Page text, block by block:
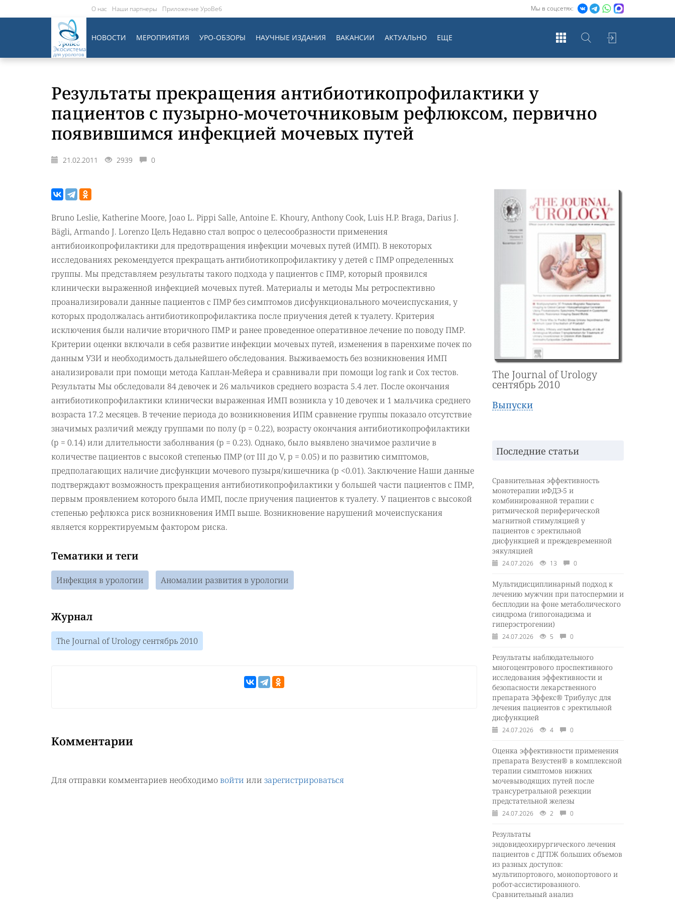
Мы в соцсетях:
О нас Наши партнеры Приложение УроВеб
Экосистема
для урологов
НОВОСТИ МЕРОПРИЯТИЯ УРО-ОБЗОРЫ НАУЧНЫЕ ИЗДАНИЯ ВАКАНСИИ АКТУАЛЬНО ЕЩЕ
Результаты прекращения антибиотикопрофилактики у
пациентов с пузырно-мочеточниковым рефлюксом, первично
появившимся инфекцией мочевых путей
21.02.2011 2939 0
Bruno Leslie, Katherine Moore, Joao L. Pippi Salle, Antoine E. Khoury, Anthony Cook, Luis H.P. Braga, Darius J.
Bägli, Armando J. Lorenzo Цель Недавно стал вопрос о целесообразности применения
антибиоикопрофилактики для предотвращения инфекции мочевых путей (ИМП). В некоторых
исследованиях рекомендуется прекращать антибиотикопрофилактику у детей с ПМР определенных
группы. Мы представляем результаты такого подхода у пациентов с ПМР, который проявился
клинически выраженной инфекцией мочевых путей. Материалы и методы Мы ретроспективно
проанализировали данные пациентов с ПМР без симптомов дисфункционального мочеиспускания, у
которых продолжалась антибиотикопрофилактика после приучения детей к туалету. Критерия
исключения были наличие вторичного ПМР и ранее проведенное оперативное лечение по поводу ПМР.
Критерии оценки включали в себя развитие инфекции мочевых путей, изменения в паренхиме почек по
данным УЗИ и необходимость дальнейшего обследования. Выживаемость без возникновения ИМП
анализировали при помощи метода Каплан-Мейера и сравнивали при помощи log rank и Cox тестов.
Результаты Мы обследовали 84 девочек и 26 мальчиков среднего возраста 5.4 лет. После окончания
антибиотикопрофилактики клинически выраженная ИМП возникла у 10 девочек и 1 мальчика среднего
возраста 17.2 месяцев. В течение периода до возникновения ИПМ сравнение группы показало отсутствие
значимых различий между группами по полу (p = 0.22), возрасту окончания антибиотикопрофилактики
(p = 0.14) или длительности заболнвания (p = 0.23). Однако, было выявлено значимое различие в
количестве пациентов с высокой степенью ПМР (от III до V, p = 0.05) и по развитию симптомов,
предполагающих наличие дисфункции мочевого пузыря/кишечника (p <0.01). Заключение Наши данные
подтверждают возможность прекращения антибиотикопрофилактики у большей части пациентов с ПМР,
первым проявлением которого была ИМП, после приучения пациентов к туалету. У пациентов с высокой
степенью рефлюкса риск возникновения ИМП выше. Возникновение нарушений мочеиспускания
является корректируемым фактором риска.
Тематики и теги
Инфекция в урологии Аномалии развития в урологии
Журнал
The Journal of Urology сентябрь 2010
Комментарии
Для отправки комментариев необходимо войти или зарегистрироваться
The Journal of Urology
сентябрь 2010
Выпуски
Последние статьи
Сравнительная эффективность
монотерапии иФДЭ-5 и
комбинированной терапии с
ритмической периферической
магнитной стимуляцией у
пациентов с эректильной
дисфункцией и преждевременной
эякуляцией
24.07.2026 13 0
Мультидисциплинарный подход к
лечению мужчин при патоспермии и
бесплодии на фоне метаболического
синдрома (гипогонадизма и
гиперэстрогении)
24.07.2026 5 0
Результаты наблюдательного
многоцентрового проспективного
исследования эффективности и
безопасности лекарственного
препарата Эффекс® Трибулус для
лечения пациентов с эректильной
дисфункцией
24.07.2026 4 0
Оценка эффективности применения
препарата Везустен® в комплексной
терапии симптомов нижних
мочевыводящих путей после
трансуретральной резекции
предстательной железы
24.07.2026 2 0
Результаты
эндовидеохирургического лечения
пациентов с ДГПЖ больших объемов
из разных доступов:
мультипортового, монопортового и
робот-ассистированного.
Сравнительный анализ